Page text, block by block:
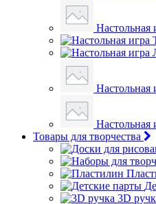
Настольная
Настольная
Настольная
Товары для творчества
3D